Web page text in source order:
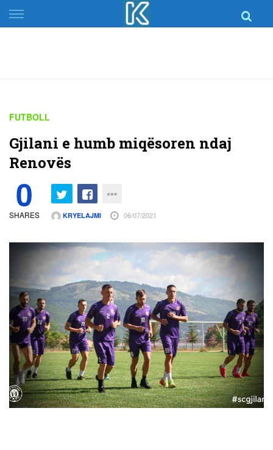
Skip
to
FUTBOLL
Gjilani e humb miqësoren ndaj
Renovës
0
SHARES KRYELAJMI 06/07/2021